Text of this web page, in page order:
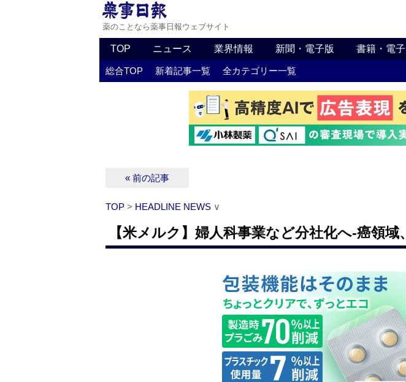
薬のことなら薬事日報ウェブサイト
TOP ニュース 業界情報 新聞・電子版 書籍・電
総合TOP 新着記事一覧 全カテゴリー一覧
« 前の記事
TOP > HEADLINE NEWS ∨
【米メルク】婦人科事業など分社化へ‐癌領